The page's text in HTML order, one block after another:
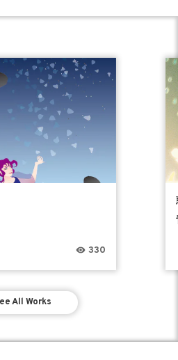
330
All Works